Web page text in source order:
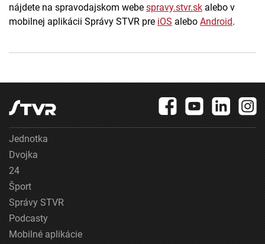
nájdete na spravodajskom webe spravy.stvr.sk alebo v
mobilnej aplikácii Správy STVR pre iOS alebo Android.
Jednotka
Dvojka
24
Šport
Správy STVR
Podcasty
Mobilné aplikácie